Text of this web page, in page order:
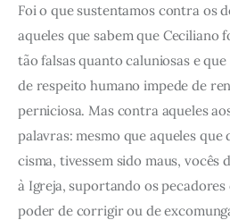
Foi o que sustentamos contra os
aqueles que sabem que Ceciliano
tão falsas quanto caluniosas e
de respeito humano impede de
perniciosa. Mas contra aqueles
palavras: mesmo que aqueles
cisma, tivessem sido maus, vocês
à Igreja, suportando os
poder de corrigir ou de